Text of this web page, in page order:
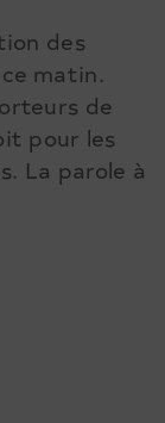
des
matin.
de
pour les
La parole à